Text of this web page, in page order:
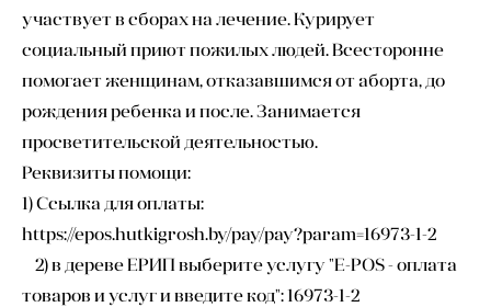
участвует в сборах на лечение. Курирует
социальный приют пожилых людей. Всесторонне
помогает женщинам, отказавшимся от аборта, до
рождения ребенка и после. Занимается
просветительской деятельностью.
Реквизиты помощи:
1) Ссылка для оплаты:
https://epos.hutkigrosh.by/pay/pay?param=16973-1-2
2) в дереве ЕРИП выберите услугу "E-POS - оплата
товаров и услуг и введите код": 16973-1-2